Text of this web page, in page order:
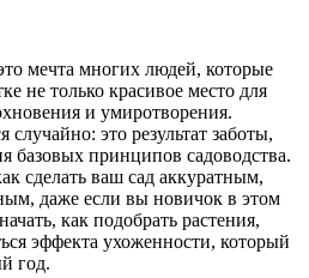
мечта многих людей, которые
не только красивое место для
и умиротворения.
это результат заботы,
базовых принципов садоводства.
сделать ваш сад аккуратным,
даже если вы новичок в этом
как подобрать растения,
эффекта ухоженности, который
год.